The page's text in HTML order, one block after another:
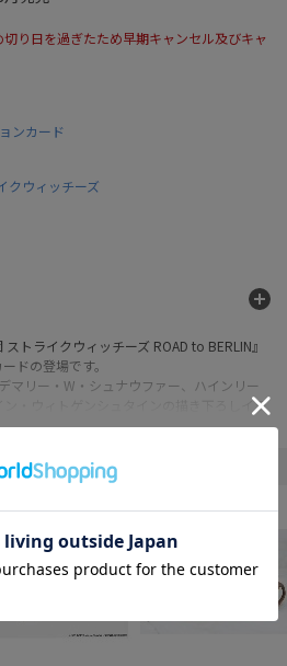
り日を過ぎたため早期キャンセル及びキャ
ンカード
クウィッチーズ
トライクウィッチーズ ROAD to BERLIN』
ドの登場です。
マリー・W・シュナウファー、ハインリー
ン・ウィトゲンシュタインの描き下ろしイラ
した。
／第501統合戦闘航空団
他の商品